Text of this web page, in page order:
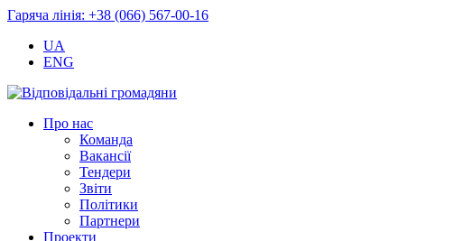
Гаряча лінія: +38 (066) 567-00-16
UA
ENG
Про нас
Команда
Вакансії
Тендери
Звіти
Політики
Партнери
Проекти